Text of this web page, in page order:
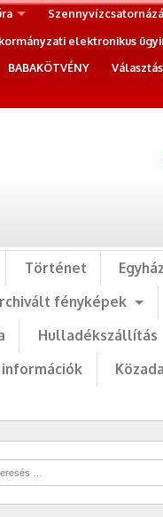
elektronikus
BABAKÖTVÉNY
Történet Egyház
fényképek
Hulladékszállítás